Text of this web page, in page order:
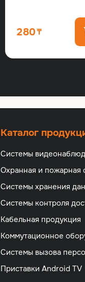
280
Каталог
Системы
Охранная и пожарная
Cистемы хранения
Cистемы контроля
Кабельная продукция
Коммутационное
Cистемы вызова
Приставки Android TV